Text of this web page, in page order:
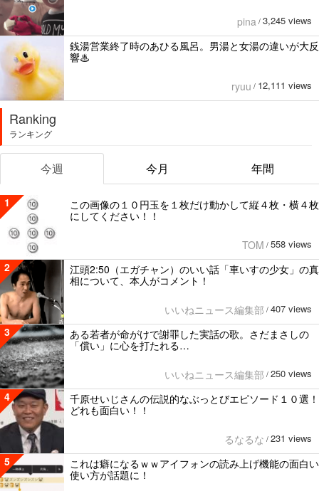
pina / 3,245 views
銭湯営業終了時のあひる風呂。男湯と女湯の違いが大反
響♨
ryuu / 12,111 views
Ranking
ランキング
今週 今月 年間
1
この画像の１０円玉を１枚だけ動かして縦４枚・横４枚
にしてください！！
TOM / 558 views
2
江頭2:50（エガチャン）のいい話「車いすの少女」の真
相について、本人がコメント！
いいねニュース編集部 / 407 views
3
ある若者が命がけで謝罪した実話の歌。さだまさしの
「償い」に心を打たれる…
いいねニュース編集部 / 250 views
4
千原せいじさんの伝説的なぶっとびエピソード１０選！
どれも面白い！！
るなるな / 231 views
5
これは癖になるｗｗアイフォンの読み上げ機能の面白い
使い方が話題に！